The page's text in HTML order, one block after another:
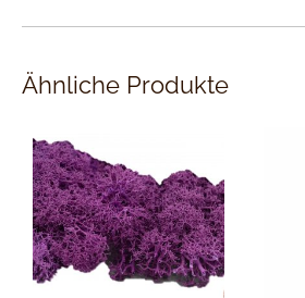
Ähnliche Produkte